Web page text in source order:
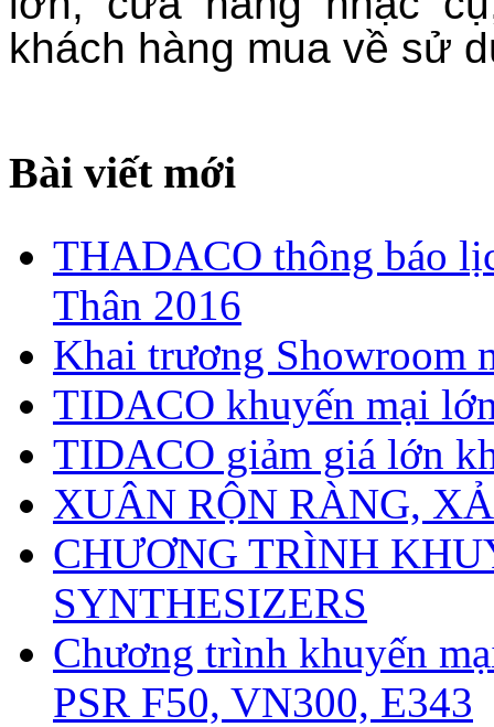
khách hàng mua về sử
Bài viết mới
THADACO thông báo
Thân 2016
Khai trương Showroom
TIDACO khuyến mại
TIDACO giảm giá lớn
XUÂN RỘN RÀNG,
CHƯƠNG TRÌNH
SYNTHESIZERS
Chương trình khuyến
PSR F50, VN300, E343